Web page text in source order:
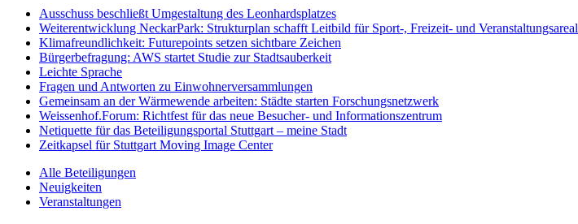
Ausschuss beschließt Umgestaltung des Leonhards­platzes
Weiterentwicklung NeckarPark: Strukturplan schafft Leitbild für Sport-, Freizeit- und Veranstaltungsareal
Klimafreundlichkeit: Futurepoints setzen sichtbare Zeichen
Bürgerbefragung: AWS startet Studie zur Stadtsauberkeit
Leichte Sprache
Fragen und Antworten zu Einwohnerversammlungen
Gemeinsam an der Wärmewende arbeiten: Städte starten Forschungsnetzwerk
Weissenhof.Forum: Richtfest für das neue Besucher- und Informationszentrum
Netiquette für das Beteiligungsportal Stuttgart – meine Stadt
Zeitkapsel für Stuttgart Moving Image Center
Alle Beteiligungen
Neuigkeiten
Veranstaltungen